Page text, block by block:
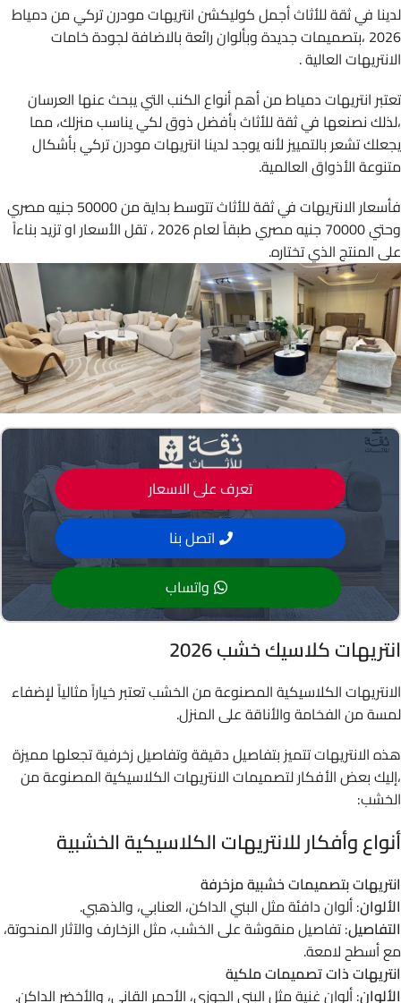
لدينا في ثقة للأثاث أجمل كوليكشن انتريهات مودرن تركي من دمياط
2026 ،بتصميمات جديدة وبألوان رائعة بالاضافة لجودة خامات
الانتريهات العالية .
تعتبر انتريهات دمياط من أهم أنواع الكنب التي يبحث عنها العرسان
،لذلك نصنعها في ثقة للأثاث بأفضل ذوق لكي يناسب منزلك، مما
يجعلك تشعر بالتمييز لأنه يوجد لدينا انتريهات مودرن تركي بأشكال
متنوعة الأذواق العالمية.
فأسعار الانتريهات في ثقة للأثاث تتوسط بداية من 50000 جنيه مصري
وحتي 70000 جنيه مصري طبقاً لعام 2026 ، تقل الأسعار او تزيد بناءاً
على المنتج الذي تختاره.
تعرف على الاسعار
اتصل بنا
واتساب
انتريهات كلاسيك خشب 2026
الانتريهات الكلاسيكية المصنوعة من الخشب تعتبر خياراً مثالياً لإضفاء
لمسة من الفخامة والأناقة على المنزل.
هذه الانتريهات تتميز بتفاصيل دقيقة وتفاصيل زخرفية تجعلها مميزة
،إليك بعض الأفكار لتصميمات الانتريهات الكلاسيكية المصنوعة من
الخشب:
أنواع وأفكار للانتريهات الكلاسيكية الخشبية
انتريهات بتصميمات خشبية مزخرفة
الألوان: ألوان دافئة مثل البني الداكن، العنابي، والذهبي.
التفاصيل: تفاصيل منقوشة على الخشب، مثل الزخارف والآثار المنحوتة،
مع أسطح لامعة.
انتريهات ذات تصميمات ملكية
الألوان: ألوان غنية مثل البني الجوزي، الأحمر القاني، والأخضر الداكن.